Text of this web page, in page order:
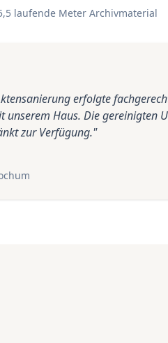
laufende Meter Archivmaterial
erfolgte
unserem Haus. Die gereinigten
zur Verfügung."